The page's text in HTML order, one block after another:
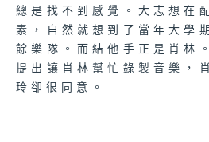
總是找不到感覺。大志想在
素，自然就想到了當年大學
餘樂隊。而結他手正是肖林
提出讓肖林幫忙錄製音樂，
玲卻很同意。